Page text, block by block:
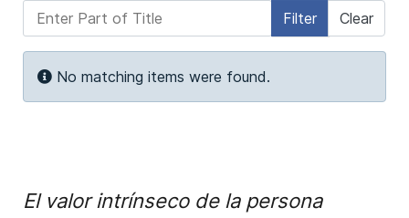
Enter Part of Title Filter Clear
Info
No matching items were found.
El valor intrínseco de la persona